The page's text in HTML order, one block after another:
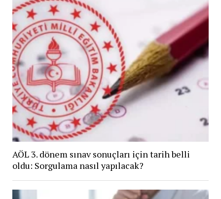
AÖL 3. dönem sınav sonuçları için tarih belli
oldu: Sorgulama nasıl yapılacak?